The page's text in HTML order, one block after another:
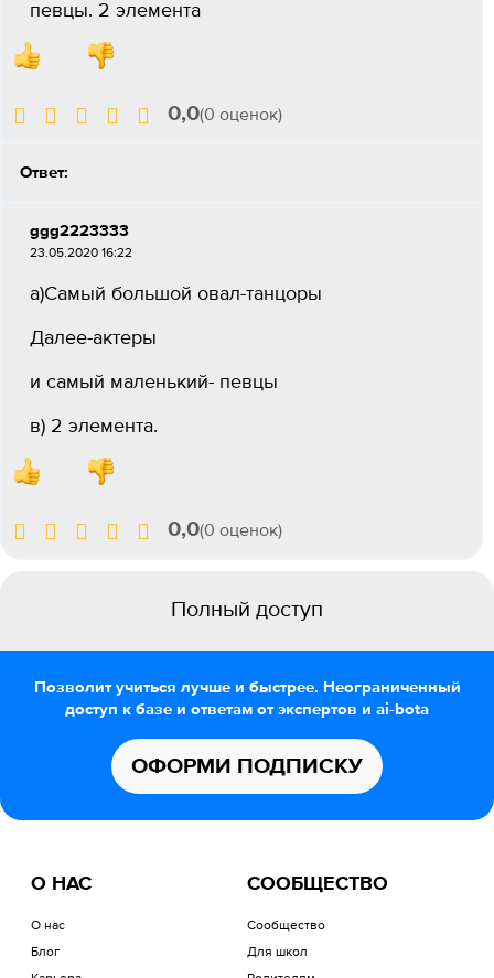
певцы. 2 элемента
0,0(0 оценок)
Ответ:
ggg2223333
23.05.2020 16:22
а)Самый большой овал-танцоры
Далее-актеры
и самый маленький- певцы
в) 2 элемента.
0,0(0 оценок)
Полный доступ
Позволит учиться лучше и быстрее. Неограниченный
доступ к базе и ответам от экспертов и ai-bota
ОФОРМИ ПОДПИСКУ
О НАС
О нас
Блог
СООБЩЕСТВО
Сообщество
Для школ